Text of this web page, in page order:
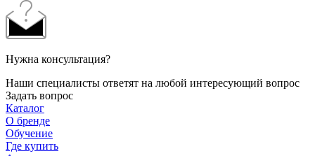
Нужна консультация?
Наши специалисты ответят на любой интересующий вопрос
Задать вопрос
Каталог
О бренде
Обучение
Где купить